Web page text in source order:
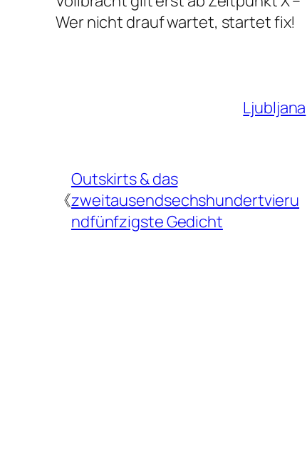
Wer nicht drauf wartet, startet fix!
Ljubljana
《
Outskirts & das
zweitausendsechshundertvieru
ndfünfzigste Gedicht